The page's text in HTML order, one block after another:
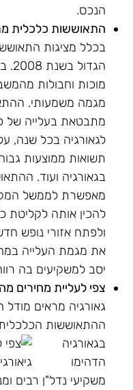
הנכס.
התאוששות כלכלית
בכלל מציגות
מוכות וחבולות
מגמה משמעותי.
בגאורגיה ועוד.
מאפשרת לממשל
להכין אותה לקליטת
ולפתח אזורי נופש
את מגמת העלייה
יסב למשקיעים בה
צפי לעליית מחירים
גאורגיה מראים מודל
ההתאוששות הכלכלית
בגאורגיה
הדהימו
משקיעי נדל"ן רבים